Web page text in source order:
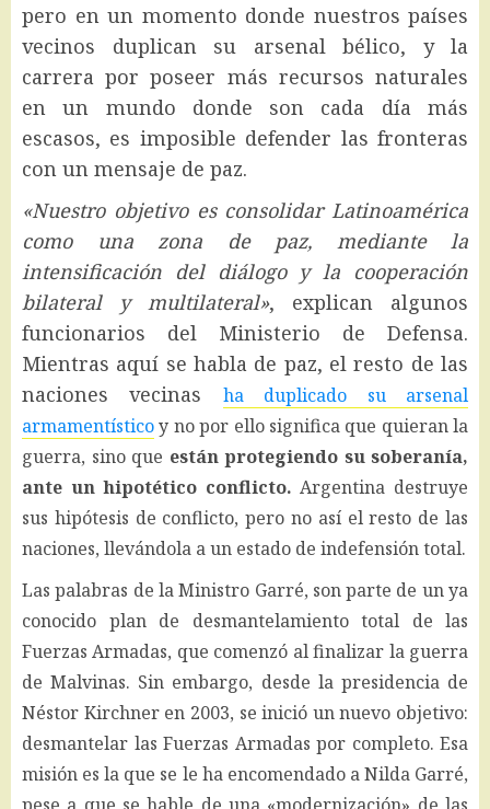
pero en un momento donde nuestros países
vecinos duplican su arsenal bélico, y la
carrera por poseer más recursos naturales
en un mundo donde son cada día más
escasos, es imposible defender las fronteras
con un mensaje de paz.
«Nuestro objetivo es consolidar Latinoamérica
como una zona de paz, mediante la
intensificación del diálogo y la cooperación
bilateral y multilateral», explican algunos
funcionarios del Ministerio de Defensa.
Mientras aquí se habla de paz, el resto de las
naciones vecinas ha duplicado su arsenal
armamentísticoy no por ello significa que quieran la
guerra, sino que están protegiendo su soberanía,
ante un hipotético conflicto.Argentina destruye
sus hipótesis de conflicto, pero no así el resto de las
naciones, llevándola a un estado de indefensión total.
Las palabras de la Ministro Garré, son parte de un ya
conocido plan de desmantelamiento total de las
Fuerzas Armadas, que comenzó al finalizar la guerra
de Malvinas. Sin embargo, desde la presidencia de
Néstor Kirchner en 2003, se inició un nuevo objetivo:
desmantelar las Fuerzas Armadas por completo. Esa
misión es la que se le ha encomendado a Nilda Garré,